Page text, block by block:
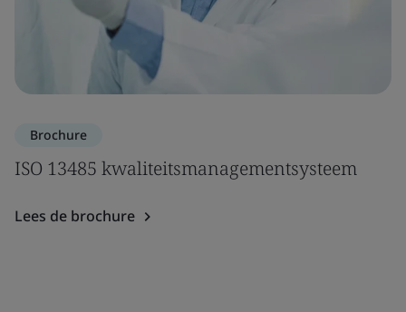
Brochure
ISO 13485 kwaliteitsmanagementsysteem
Lees de brochure